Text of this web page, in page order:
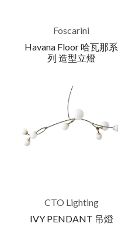
Foscarini
Havana Floor 哈瓦那系
列 造型立燈
CTO Lighting
IVY PENDANT 吊燈